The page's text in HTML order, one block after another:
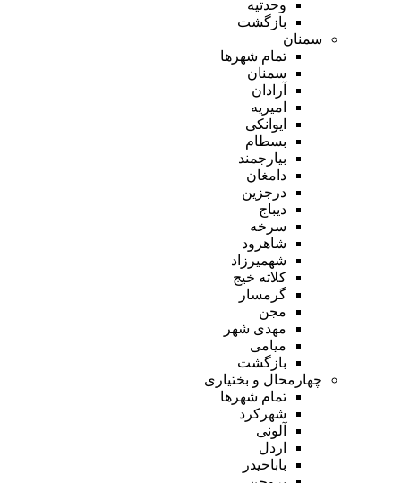
وحدتیه
بازگشت
سمنان
تمام شهر‌ها
سمنان
آرادان
امیریه
ایوانکی
بسطام
بیارجمند
دامغان
درجزین
دیباج
سرخه
شاهرود
شهمیرزاد
کلاته خیج
گرمسار
مجن
مهدی شهر
میامی
بازگشت
چهارمحال و بختیاری
تمام شهر‌ها
شهرکرد
آلونی
اردل
باباحیدر